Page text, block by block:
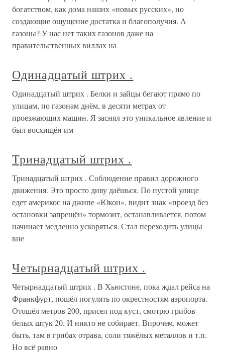
богатством, как дома наших «новых русских», но
создающие ощущение достатка и благополучия. А
газоны? У нас нет таких газонов даже на
правительственных виллах на
Одинадцатый штрих .
Одинадцатый штрих . Белки и зайцы бегают прямо по
улицам, по газонам днём, в десяти метрах от
проезжающих машин. Я заснял это уникальное явление и
был восхищён им
Тринадцатый штрих .
Тринадцатый штрих . Соблюдение правил дорожного
движения. Это просто диву даёшься. По пустой улице
едет америкос на джипе «Юкон», видит знак «проезд без
остановки запрещён» тормозит, останавливается, потом
начинает медленно ускоряться. Стал переходить улицы
вне
Четырнадцатый штрих .
Четырнадцатый штрих . В Хьюстоне, пока ждал рейса на
Франкфурт, пошёл погулять по окрестностям аэропорта.
Отошёл метров 200, присел под куст, смотрю грибов
белых штук 20. И никто не собирает. Впрочем, может
быть, там в грибах отрава, соли тяжёлых металлов и т.п.
Но всё равно